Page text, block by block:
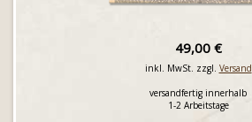
49,00 €
inkl. MwSt. zzgl. Versand
versandfertig innerhalb
1-2 Arbeitstage